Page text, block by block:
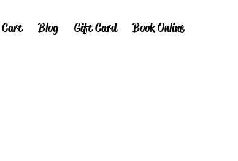
Cart Blog Gift Card Book Online